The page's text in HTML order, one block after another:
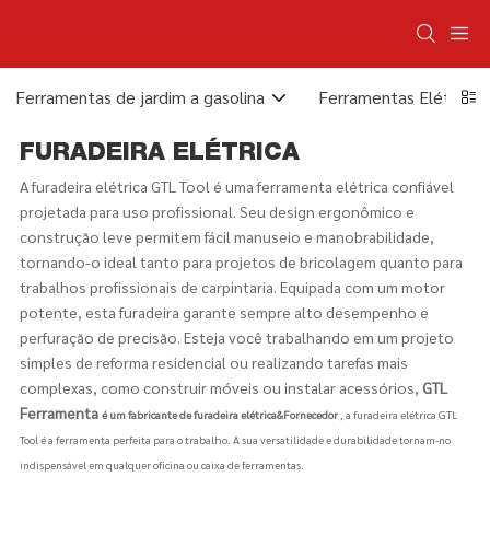
Ferramentas de jardim a gasolina Ferramentas Elétricas
FURADEIRA ELÉTRICA
A furadeira elétrica GTL Tool é uma ferramenta elétrica confiável
projetada para uso profissional. Seu design ergonômico e
construção leve permitem fácil manuseio e manobrabilidade,
tornando-o ideal tanto para projetos de bricolagem quanto para
trabalhos profissionais de carpintaria. Equipada com um motor
potente, esta furadeira garante sempre alto desempenho e
perfuração de precisão. Esteja você trabalhando em um projeto
simples de reforma residencial ou realizando tarefas mais
complexas, como construir móveis ou instalar acessórios, GTL
Ferramenta é um fabricante de furadeira elétrica&Fornecedor , a furadeira elétrica GTL
Tool é a ferramenta perfeita para o trabalho. A sua versatilidade e durabilidade tornam-no
indispensável em qualquer oficina ou caixa de ferramentas.